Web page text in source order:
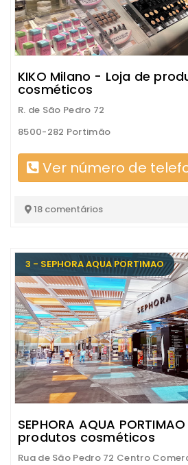
KIKO Milano - Loja de
cosméticos
R. de São Pedro 72
8500-282 Portimão
Ver número de
18 comentários
3 - SEPHORA AQUA PORTIMAO
SEPHORA AQUA
produtos cosméticos
Rua de São Pedro 72 Centro